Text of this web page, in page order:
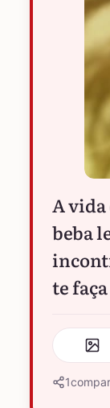
A
beba
te
1